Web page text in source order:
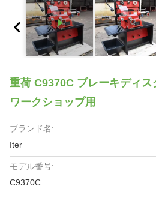
重荷 C9370C ブレーキディ
ワークショップ用
ブランド名:
Iter
モデル番号:
C9370C